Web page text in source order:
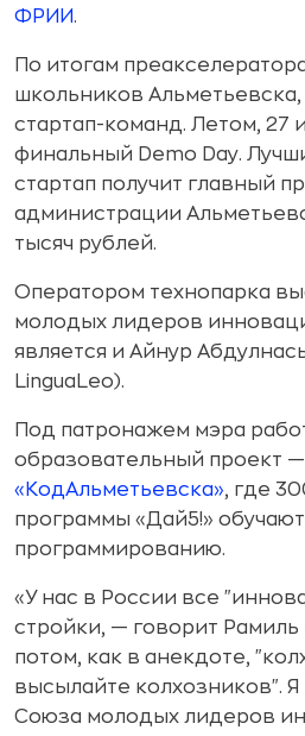
ФРИИ.
По итогам
школьников
стартап-команд. Летом, 27
финальный Demo Day.
стартап получит главный
администрации
тысяч рублей.
Оператором технопарка
молодых лидеров
является и Айнур
LinguaLeo).
Под патронажем мэра
образовательный проект —
«КодАльметьевска», где
программы «Дай5!»
программированию.
«У нас в России все
стройки, — говорит
потом, как в анекдоте,
высылайте колхозников". Я
Союза молодых лидеров